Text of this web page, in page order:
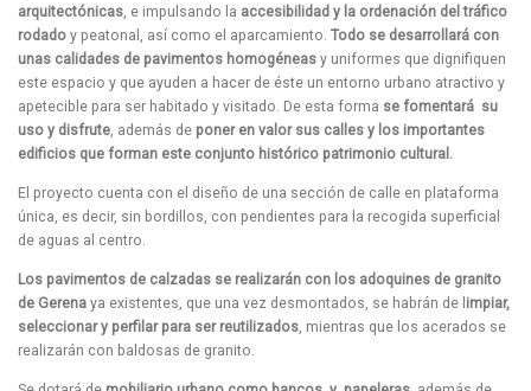
arquitectónicas , e impulsando la accesibilidad y la ordenación del tráfico
rodado y peatonal, así como el aparcamiento. Todo se desarrollará con
unas calidades de pavimentos homogéneas y uniformes que dignifiquen
este espacio y que ayuden a hacer de éste un entorno urbano atractivo y
apetecible para ser habitado y visitado. De esta forma se fomentará su
uso y disfrute , además de poner en valor sus calles y los importantes
edificios que forman este conjunto histórico patrimonio cultural.
El proyecto cuenta con el diseño de una sección de calle en plataforma
única, es decir, sin bordillos, con pendientes para la recogida superficial
de aguas al centro.
Los pavimentos de calzadas se realizarán con los adoquines de granito
de Gerena ya existentes, que una vez desmontados, se habrán de l impiar,
seleccionar y perfilar para ser reutilizados, mientras que los acerados se
realizarán con baldosas de granito.